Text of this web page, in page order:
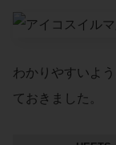
わかりやすいよ
ておきました。